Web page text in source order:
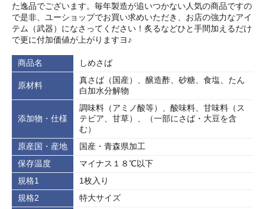
た逸品でございます。毎年製造が追いつかない人気の商品ですの
で是非、ユーショップでお買い求めいただき、お店の強力なアイ
テム（武器）になさってください！炙るなどひと手間加えるだけ
で更に付加価値が上がりますヨ♪
商品名 しめさば
原材料
真さば（国産）、醸造酢、砂糖、食塩、たん
白加水分解物
添加物・仕様
調味料（アミノ酸等）、酸味料、甘味料（ス
テビア、甘草）、（一部にさば・大豆を含
む）
原産国・産地
国産・青森県加工
保存温度
マイナス１８℃以下
規格1
1枚入り
規格2
特大サイズ